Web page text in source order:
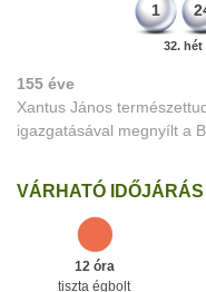
1
32. hét
155 éve
Xantus János
igazgatásával megnyílt a
VÁRHATÓ IDŐJÁRÁS
12 óra
tiszta égbolt